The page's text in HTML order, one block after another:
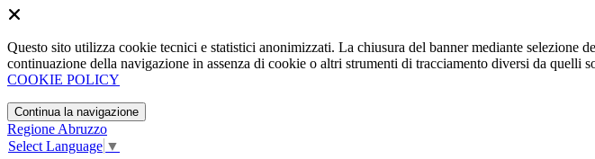
Questo sito utilizza cookie tecnici e statistici anonimizzati. La chiusura del banner mediante
continuazione della navigazione in assenza di cookie o altri strumenti di tracciamento diversi da quelli
COOKIE POLICY
Continua la navigazione
Regione Abruzzo
Select Language ▼